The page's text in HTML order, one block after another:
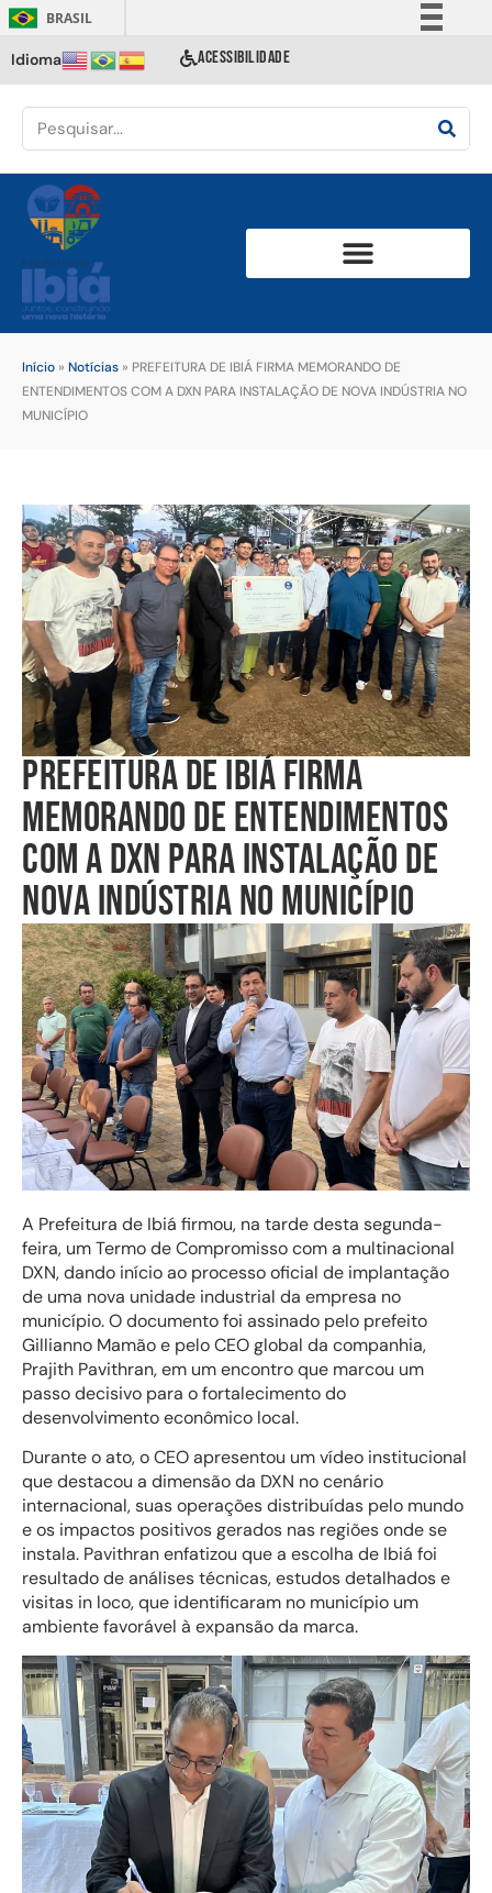
BRASIL
Comunica BR
Acesso à informação
Idioma ACESSIBILIDADE
Início » Notícias » PREFEITURA DE IBIÁ FIRMA MEMORANDO DE
ENTENDIMENTOS COM A DXN PARA INSTALAÇÃO DE NOVA INDÚSTRIA NO
MUNICÍPIO
PREFEITURA DE IBIÁ FIRMA
MEMORANDO DE ENTENDIMENTOS
COM A DXN PARA INSTALAÇÃO DE
NOVA INDÚSTRIA NO MUNICÍPIO
A Prefeitura de Ibiá firmou, na tarde desta segunda-
feira, um Termo de Compromisso com a multinacional
DXN, dando início ao processo oficial de implantação
de uma nova unidade industrial da empresa no
município. O documento foi assinado pelo prefeito
Gillianno Mamão e pelo CEO global da companhia,
Prajith Pavithran, em um encontro que marcou um
passo decisivo para o fortalecimento do
desenvolvimento econômico local.
Durante o ato, o CEO apresentou um vídeo institucional
que destacou a dimensão da DXN no cenário
internacional, suas operações distribuídas pelo mundo
e os impactos positivos gerados nas regiões onde se
instala. Pavithran enfatizou que a escolha de Ibiá foi
resultado de análises técnicas, estudos detalhados e
visitas in loco, que identificaram no município um
ambiente favorável à expansão da marca.